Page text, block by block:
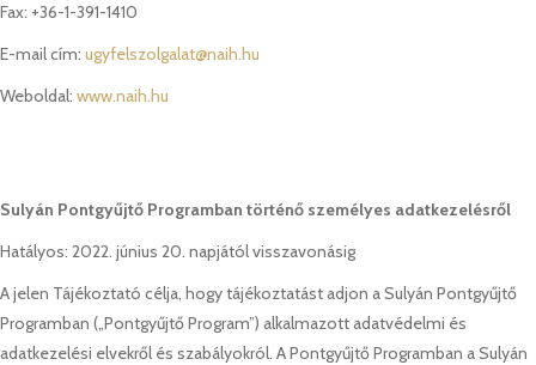
Fax: +36-1-391-1410
E-mail cím: ugyfelszolgalat@naih.hu
Weboldal: www.naih.hu
Sulyán Pontgyűjtő Programban történő személyes adatkezelésről
Hatályos: 2022. június 20. napjától visszavonásig
A jelen Tájékoztató célja, hogy tájékoztatást adjon a Sulyán Pontgyűjtő
Programban („Pontgyűjtő Program”) alkalmazott adatvédelmi és
adatkezelési elvekről és szabályokról. A Pontgyűjtő Programban a Sulyán